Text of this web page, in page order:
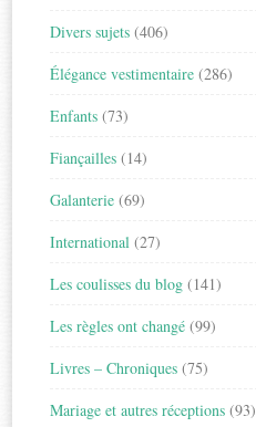
Divers sujets (406)
Élégance vestimentaire (286)
Enfants (73)
Fiançailles (14)
Galanterie (69)
International (27)
Les coulisses du blog (141)
Les règles ont changé (99)
Livres – Chroniques (75)
Mariage et autres réceptions (93)